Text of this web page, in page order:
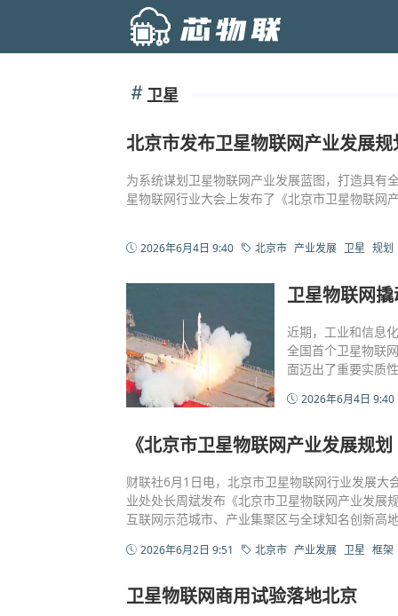
卫星
北京市发布卫星物联网产业发展规
为系统谋划卫星物联网产业发展蓝图，打造具有
星物联网行业大会上发布了《北京市卫星物联网
2026年6月4日 9:40 北京市 产业发展 卫星 规划
卫星物联网
近期，工业和信息
全国首个卫星物联
面迈出了重要实质
2026年6月4日 9:40
《北京市卫星物联网产业发展规
财联社6月1日电，北京市卫星物联网行业发展
业处处长周斌发布《北京市卫星物联网产业发展
互联网示范城市、产业集聚区与全球知名创新高
2026年6月2日 9:51 北京市 产业发展 卫星 框架
卫星物联网商用试验落地北京